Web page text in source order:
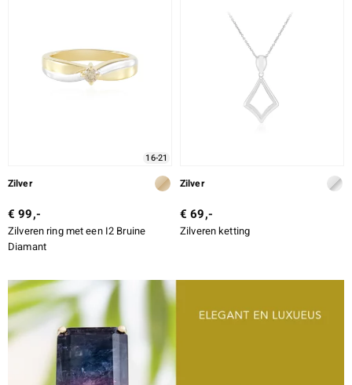
16-21
Zilver
€ 99,-
Zilveren ring met een I2 Bruine
Diamant
Zilver
€ 69,-
Zilveren ketting